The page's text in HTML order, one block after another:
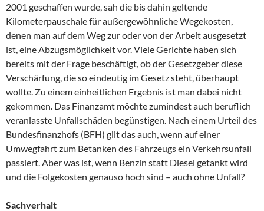
2001 geschaffen wurde, sah die bis dahin geltende
Kilometerpauschale für außergewöhnliche Wegekosten,
denen man auf dem Weg zur oder von der Arbeit ausgesetzt
ist, eine Abzugsmöglichkeit vor. Viele Gerichte haben sich
bereits mit der Frage beschäftigt, ob der Gesetzgeber diese
Verschärfung, die so eindeutig im Gesetz steht, überhaupt
wollte. Zu einem einheitlichen Ergebnis ist man dabei nicht
gekommen. Das Finanzamt möchte zumindest auch beruflich
veranlasste Unfallschäden begünstigen. Nach einem Urteil des
Bundesfinanzhofs (BFH) gilt das auch, wenn auf einer
Umwegfahrt zum Betanken des Fahrzeugs ein Verkehrsunfall
passiert. Aber was ist, wenn Benzin statt Diesel getankt wird
und die Folgekosten genauso hoch sind – auch ohne Unfall?
Sachverhalt